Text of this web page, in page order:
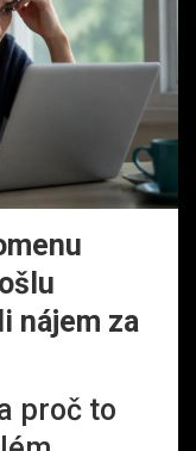
nájem za
proč to